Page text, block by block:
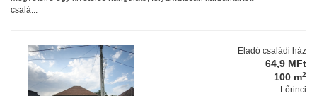
csalá...
Eladó családi ház
64,9 MFt
100 m2
Lőrinci